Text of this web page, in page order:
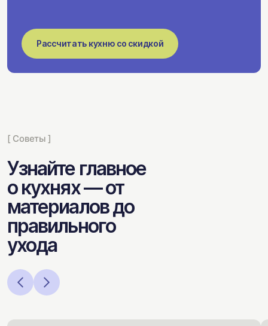
Рассчитать кухню со скидкой
[ Советы ]
Узнайте главное
о кухнях — от
материалов до
правильного
ухода